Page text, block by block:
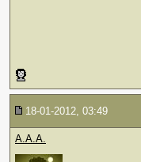
18-01-2012, 03:49
A.A.A.